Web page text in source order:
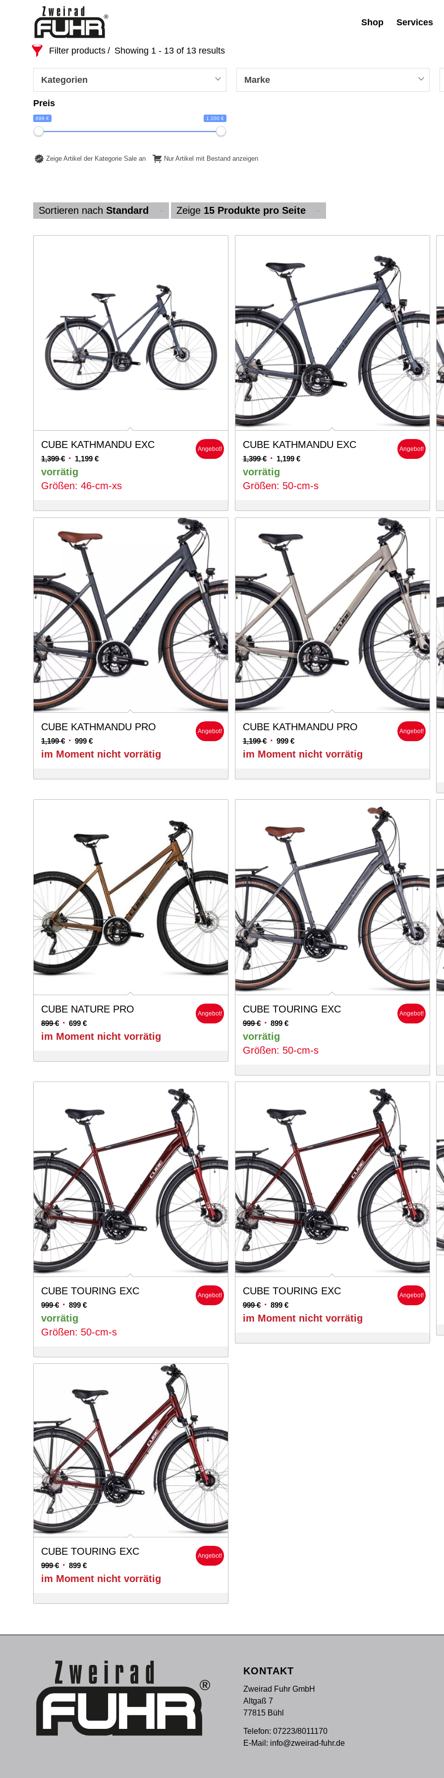
Shop Services
Filter products Showing 1 - 13 of 13 results
Kategorien Marke
Preis
699 € 1 200 €
Zeige Artikel der Kategorie Sale an Nur Artikel mit Bestand anzeigen
Sortieren nach Standard Zeige 15 Produkte pro Seite
CUBE KATHMANDU EXC
1,399€ Ursprünglicher
Preis
1,199 €Aktueller
vorrätig
Größen: 46-cm-xs
Angebot! CUBE KATHMANDU EXC
1,399€ Ursprünglicher
Preis
war:
1,199 €Aktueller
vorrätig
Größen: 50-cm-s
Angebot!
CUBE KATHMANDU PRO
1,199€ Ursprünglicher
Preis
999 €Aktueller
Preis
im Moment nicht vorrätig
Angebot! CUBE KATHMANDU PRO
1,199€ Ursprünglicher
Preis
999 €Aktueller
Preis
im Moment nicht vorrätig
Angebot!
CUBE NATURE PRO
899€ Ursprünglicher
Preis
699 €Aktueller
Preis
im Moment nicht vorrätig
Angebot! CUBE TOURING EXC
999€ Ursprünglicher
Preis
war:
999 €
899 €Aktueller
899 €.
vorrätig
Größen: 50-cm-s
Angebot!
CUBE TOURING EXC
999€ Ursprünglicher
Preis
war:
999 €
899 €Aktueller
899 €.
vorrätig
Größen: 50-cm-s
Angebot! CUBE TOURING EXC
999€ Ursprünglicher
Preis
899 €Aktueller
Preis
im Moment nicht vorrätig
Angebot!
CUBE TOURING EXC
999€ Ursprünglicher
Preis
899 €Aktueller
Preis
im Moment nicht vorrätig
Angebot!
KONTAKT
Zweirad Fuhr GmbH
Altgaß 7
77815 Bühl
Telefon: 07223/8011170
E-Mail: info@zweirad-fuhr.de